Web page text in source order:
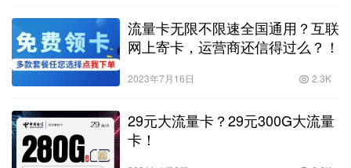
流量卡无限不限速全国通用？互联
网上寄卡，运营商还信得过么？！
2023年7月16日 2.3K
29元大流量卡？29元300G大流量
卡！